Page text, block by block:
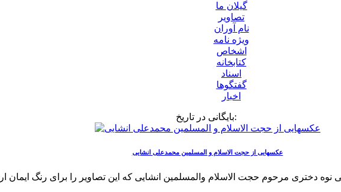
گیلان ما
تصاویر
نام آوران
ویژه نامه
اشخاص
کتابخانه
اسناد
گفتگوها
اخبار
بایگانی در تاریخ:
عکسهایی از حجت الاسلام و المسلمین محمدعلی انشایی
نوه دختری مرحوم حجت الاسلام والمسلمین انشایی که این تصاویر را برای رنگ ایمان